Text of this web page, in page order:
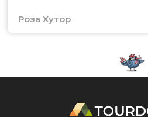
Роза Хутор